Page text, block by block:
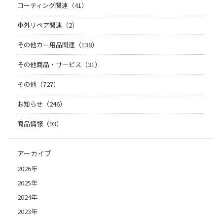
コーティング関連（41）
車外リペア関連（2）
その他カー用品関連（138）
その他商品・サービス（31）
その他（727）
お知らせ（246）
商品情報（93）
アーカイブ
2026年
2025年
2024年
2023年